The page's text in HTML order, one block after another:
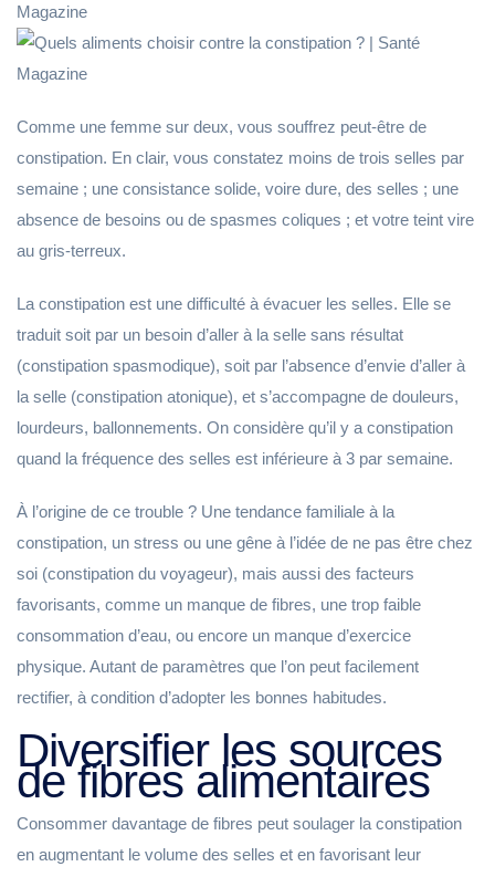
Comme une femme sur deux, vous souffrez peut-être de
constipation. En clair, vous constatez moins de trois selles par
semaine ; une consistance solide, voire dure, des selles ; une
absence de besoins ou de spasmes coliques ; et votre teint vire
au gris-terreux.
La constipation est une difficulté à évacuer les selles. Elle se
traduit soit par un besoin d’aller à la selle sans résultat
(constipation spasmodique), soit par l’absence d’envie d’aller à
la selle (constipation atonique), et s’accompagne de douleurs,
lourdeurs, ballonnements. On considère qu’il y a constipation
quand la fréquence des selles est inférieure à 3 par semaine.
À l’origine de ce trouble ? Une tendance familiale à la
constipation, un stress ou une gêne à l’idée de ne pas être chez
soi (constipation du voyageur), mais aussi des facteurs
favorisants, comme un manque de fibres, une trop faible
consommation d’eau, ou encore un manque d’exercice
physique. Autant de paramètres que l’on peut facilement
rectifier, à condition d’adopter les bonnes habitudes.
Diversifier les sources
de fibres alimentaires
Consommer davantage de fibres peut soulager la constipation
en augmentant le volume des selles et en favorisant leur